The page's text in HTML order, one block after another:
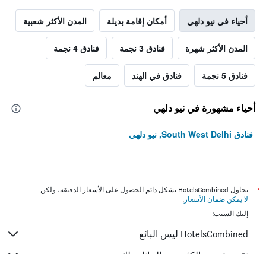
أحياء في نيو دلهي أمكان إقامة بديلة المدن الأكثر شعبية
المدن الأكثر شهرة فنادق 3 نجمة فنادق 4 نجمة
فنادق 5 نجمة فنادق في الهند معالم
أحياء مشهورة في نيو دلهي
فنادق South West Delhi, نيو دلهي
*
يحاول HotelsCombined بشكل دائم الحصول على الأسعار الدقيقة، ولكن
لا يمكن ضمان الأسعار .
إليك السبب:
HotelsCombined ليس البائع